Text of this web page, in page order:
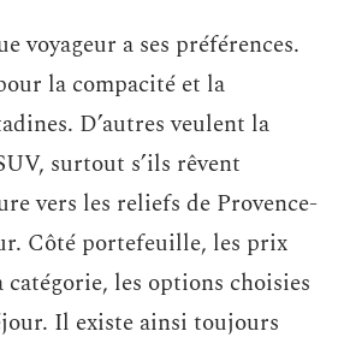
voyageur a ses préférences.
la compacité et la
D’autres veulent la
surtout s’ils rêvent
vers les reliefs de Provence-
Côté portefeuille, les prix
les options choisies
Il existe ainsi toujours